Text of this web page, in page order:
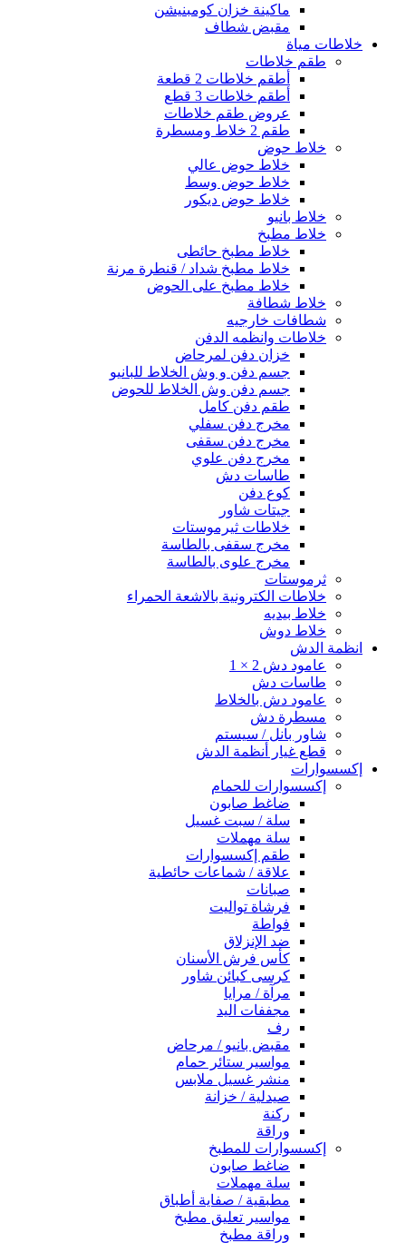
ماكينة خزان كومبنيشن
مقبض شطاف
خلاطات مياة
طقم خلاطات
أطقم خلاطات 2 قطعة
أطقم خلاطات 3 قطع
عروض طقم خلاطات
طقم 2 خلاط ومسطرة
خلاط حوض
خلاط حوض عالي
خلاط حوض وسط
خلاط حوض ديكور
خلاط بانيو
خلاط مطبخ
خلاط مطبخ حائطى
خلاط مطبخ شداد / قنطرة مرنة
خلاط مطبخ على الحوض
خلاط شطافة
شطافات خارجيه
خلاطات وانظمه الدفن
خزان دفن لمرحاض
جسم دفن و وش الخلاط للبانيو
جسم دفن وش الخلاط للحوض
طقم دفن كامل
مخرج دفن سفلي
مخرج دفن سقفى
مخرج دفن علوي
طاسات دش
كوع دفن
جيتات شاور
خلاطات ثيرموستات
مخرج سقفى بالطاسة
مخرج علوى بالطاسة
ثرموستات
خلاطات الكترونية بالاشعة الحمراء
خلاط بيديه
خلاط دوش
انظمة الدش
عامود دش 2 × 1
طاسات دش
عامود دش بالخلاط
مسطرة دش
شاور بانل / سيستم
قطع غيار أنظمة الدش
إكسسوارات
إكسسوارات للحمام
ضاغط صابون
سلة / سبت غسيل
سلة مهملات
طقم إكسسوارات
علاقة / شماعات حائطية
صبانات
فرشاة تواليت
فواطة
ضد الإنزلاق
كأس فرش الأسنان
كرسى كبائن شاور
مرآة / مرايا
مجففات اليد
رف
مقبض بانيو / مرحاض
مواسير ستائر حمام
منشر غسيل ملابس
صيدلية / خزانة
ركنة
وراقة
إكسسوارات للمطبخ
ضاغط صابون
سلة مهملات
مطبقية / صفاية أطباق
مواسير تعليق مطبخ
وراقة مطبخ